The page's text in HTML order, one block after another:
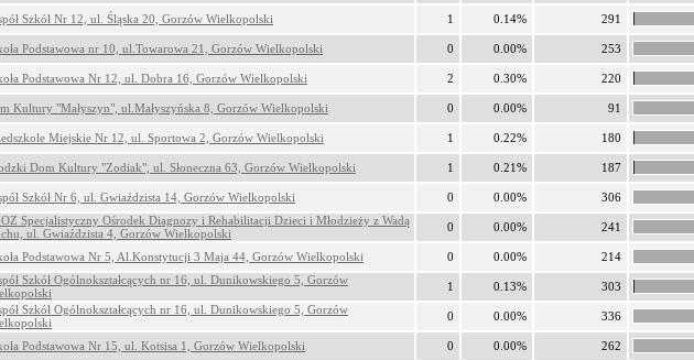
Szkół Nr 12, ul. Śląska 20, Gorzów Wielkopolski 1 0.14% 291
Podstawowa nr 10, ul.Towarowa 21, Gorzów Wielkopolski 0 0.00% 253
Podstawowa Nr 12, ul. Dobra 16, Gorzów Wielkopolski 2 0.30% 220
Kultury "Małyszyn", ul.Małyszyńska 8, Gorzów Wielkopolski 0 0.00% 91
Miejskie Nr 12, ul. Sportowa 2, Gorzów Wielkopolski 1 0.22% 180
Dom Kultury "Zodiak", ul. Słoneczna 63, Gorzów Wielkopolski 1 0.21% 187
Szkół Nr 6, ul. Gwiaździsta 14, Gorzów Wielkopolski 0 0.00% 306
Specjalistyczny Ośrodek Diagnozy i Rehabilitacji Dzieci i Młodzieży z Wadą
ul. Gwiaździsta 4, Gorzów Wielkopolski
0 0.00% 241
Podstawowa Nr 5, Al.Konstytucji 3 Maja 44, Gorzów Wielkopolski 0 0.00% 214
Szkół Ogólnokształcących nr 16, ul. Dunikowskiego 5, Gorzów
1 0.13% 303
Szkół Ogólnokształcących nr 16, ul. Dunikowskiego 5, Gorzów
0 0.00% 336
Podstawowa Nr 15, ul. Kotsisa 1, Gorzów Wielkopolski 0 0.00% 262